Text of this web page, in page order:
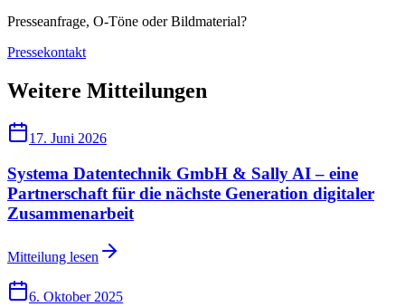
Presseanfrage, O-Töne oder Bildmaterial?
Pressekontakt
Weitere Mitteilungen
17. Juni 2026
Systema Datentechnik GmbH & Sally AI – eine
Partnerschaft für die nächste Generation digitaler
Zusammenarbeit
Mitteilung lesen
6. Oktober 2025